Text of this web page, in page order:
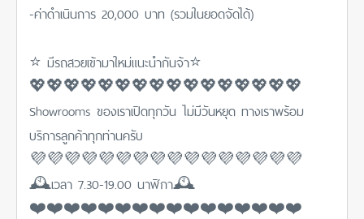
-ค่าดำเนินการ 20,000 บาท (รวมในยอดจัดได้)
⭐️ มีรถสวยเข้ามาใหม่แนะนำกันจ้า⭐️
💖💖💖💖💖💖💖💖💖💖💖💖💖💖💖💖
Showrooms ของเราเปิดทุกวัน ไม่มีวันหยุด ทางเราพร้อม
บริการลูกค้าทุกท่านครับ
💜💜💜💜💜💜💜💜💜💜💜💜💜💜💜💜
🕰เวลา 7.30-19.00 นาฬิกา🕰
❤️❤️❤️❤️❤️❤️❤️❤️❤️❤️❤️❤️❤️❤️❤️❤️